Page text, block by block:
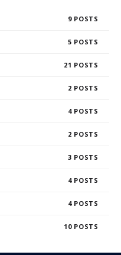
9
5
21
2
4
2
3
4
4
10